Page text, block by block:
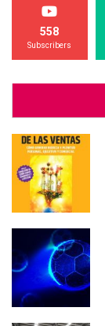
558
Subscribers